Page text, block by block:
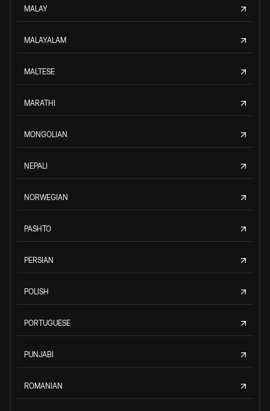
MALAY
MALAYALAM
MALTESE
MARATHI
MONGOLIAN
NEPALI
NORWEGIAN
PASHTO
PERSIAN
POLISH
PORTUGUESE
PUNJABI
ROMANIAN